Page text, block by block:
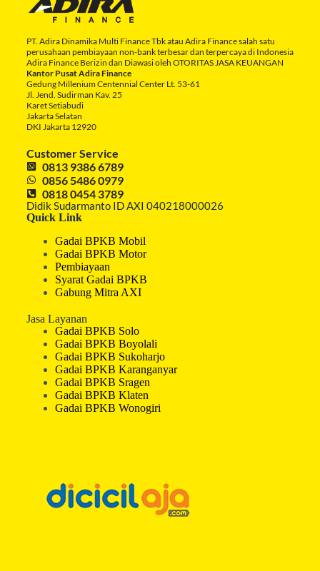
PT. Adira Dinamika Multi Finance Tbk atau Adira Finance salah satu
perusahaan pembiayaan non-bank terbesar dan terpercaya di Indonesia
Adira Finance Berizin dan Diawasi oleh OTORITAS JASA KEUANGAN
Kantor Pusat Adira Finance
Gedung Millenium Centennial Center Lt. 53-61
Jl. Jend. Sudirman Kav. 25
Karet Setiabudi
Jakarta Selatan
DKI Jakarta 12920
Customer Service
0813 9386 6789
0856 5486 0979
0818 0454 3789
Didik Sudarmanto ID AXI 040218000026
Quick Link
Gadai BPKB Mobil
Gadai BPKB Motor
Pembiayaan
Syarat Gadai BPKB
Gabung Mitra AXI
Jasa Layanan
Gadai BPKB Solo
Gadai BPKB Boyolali
Gadai BPKB Sukoharjo
Gadai BPKB Karanganyar
Gadai BPKB Sragen
Gadai BPKB Klaten
Gadai BPKB Wonogiri